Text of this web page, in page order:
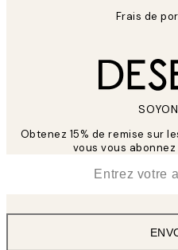
Frais de
Obtenez 15% de remise sur
vous vous